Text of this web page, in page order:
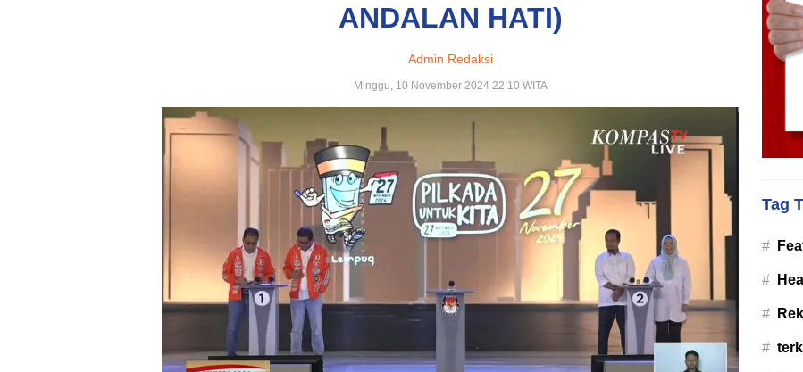
ANDALAN HATI)
Admin Redaksi
Minggu, 10 November 2024 22:10 WITA
Tag
#
#
#
#